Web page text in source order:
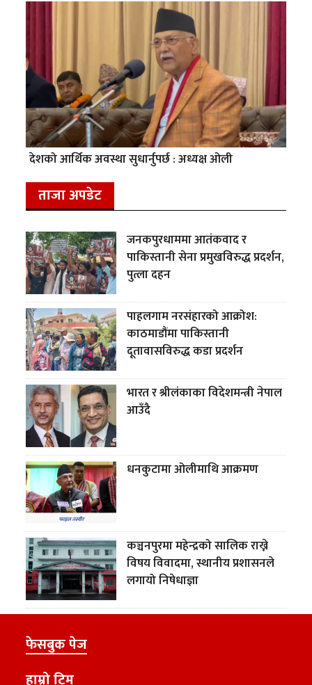
देशको आर्थिक अवस्था सुधार्नुपर्छ : अध्यक्ष ओली
ताजा अपडेट
जनकपुरधाममा आतंकवाद र
पाकिस्तानी सेना प्रमुखविरुद्ध प्रदर्शन,
पुत्ला दहन
पाहलगाम नरसंहारको आक्रोश:
काठमाडौंमा पाकिस्तानी
दूतावासविरुद्ध कडा प्रदर्शन
भारत र श्रीलंकाका विदेशमन्त्री नेपाल
आउँदै
धनकुटामा ओलीमाथि आक्रमण
कञ्चनपुरमा महेन्द्रको सालिक राख्ने
विषय विवादमा, स्थानीय प्रशासनले
लगायो निषेधाज्ञा
फेसबुक पेज
हाम्रो टिम